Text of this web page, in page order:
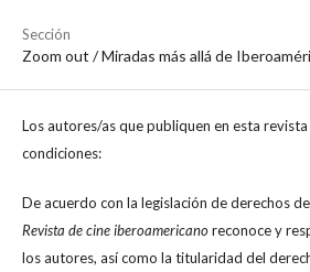
Sección
Zoom out / Miradas más allá de
Los autores/as que publiquen en esta
condiciones:
De acuerdo con la legislación de derechos
Revista de cine iberoamericanoreconoce y
los autores, así como la titularidad del